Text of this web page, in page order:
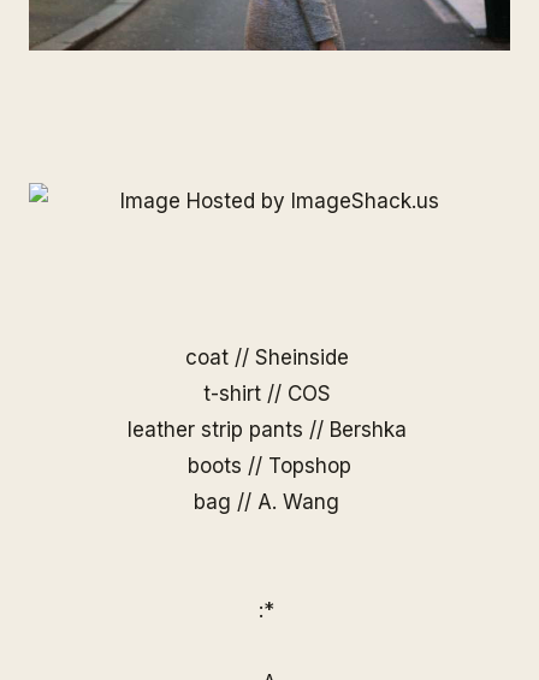
coat // Sheinside
t-shirt // COS
leather strip pants // Bershka
boots // Topshop
bag // A. Wang
:*